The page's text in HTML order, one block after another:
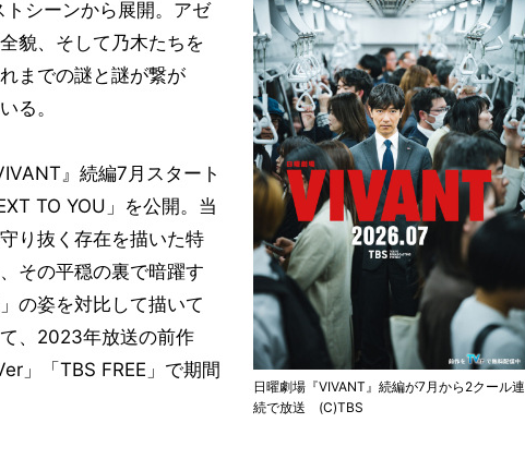
日曜劇場『VIVANT』続編が7月から2クール連
続で放送 (C)TBS
シーンから展開。アゼ
貌、そして乃木たちを
までの謎と謎が繋が
る。
』続編7月スタート
TO YOU」を公開。当
り抜く存在を描いた特
その平穏の裏で暗躍す
の姿を対比して描いて
、2023年放送の前作
」「TBS FREE」で期間